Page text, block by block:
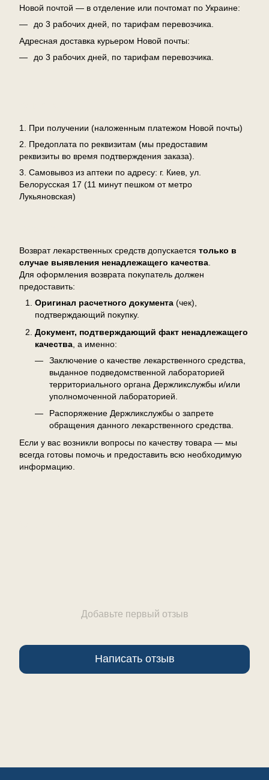
Новой почтой — в отделение или почтомат по Украине:
до 3 рабочих дней, по тарифам перевозчика.
Адресная доставка курьером Новой почты:
до 3 рабочих дней, по тарифам перевозчика.
1. При получении (наложенным платежом Новой почты)
2. Предоплата по реквизитам (мы предоставим
реквизиты во время подтверждения заказа).
3. Самовывоз из аптеки по адресу: г. Киев, ул.
Белорусская 17 (11 минут пешком от метро
Лукьяновская)
Возврат лекарственных средств допускается только в
случае выявления ненадлежащего качества.
Для оформления возврата покупатель должен
предоставить:
Оригинал расчетного документа (чек),
подтверждающий покупку.
Документ, подтверждающий факт ненадлежащего
качества , а именно:
Заключение о качестве лекарственного средства,
выданное подведомственной лабораторией
территориального органа Держликслужбы и/или
уполномоченной лабораторией.
Распоряжение Держликслужбы о запрете
обращения данного лекарственного средства.
Если у вас возникли вопросы по качеству товара — мы
всегда готовы помочь и предоставить всю необходимую
информацию.
Добавьте первый отзыв
Написать отзыв